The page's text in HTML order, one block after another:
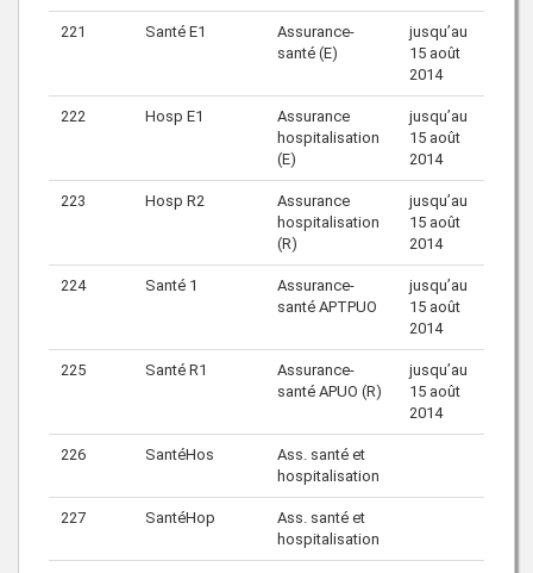
221 Santé E1
Assurance-
santé (E)
jusqu’au
15 août
2014
222 Hosp E1
Assurance
hospitalisation
(E)
jusqu’au
15 août
2014
223 Hosp R2
Assurance
hospitalisation
(R)
jusqu’au
15 août
2014
224 Santé 1
Assurance-
santé APTPUO
jusqu’au
15 août
2014
225 Santé R1
Assurance-
santé APUO (R)
jusqu’au
15 août
2014
226 SantéHos
Ass. santé et
hospitalisation
227 SantéHop
Ass. santé et
hospitalisation